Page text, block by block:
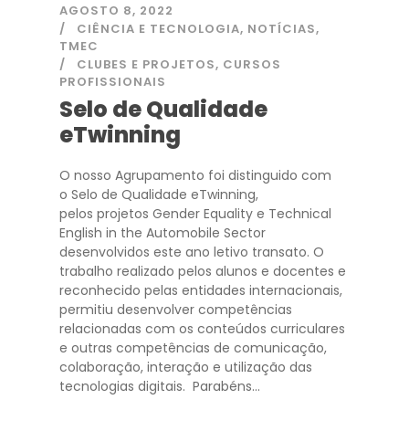
AGOSTO 8, 2022
CIÊNCIA E TECNOLOGIA, NOTÍCIAS,
TMEC
CLUBES E PROJETOS, CURSOS
PROFISSIONAIS
Selo de Qualidade
eTwinning
O nosso Agrupamento foi distinguido com
o Selo de Qualidade eTwinning,
pelos projetos Gender Equality e Technical
English in the Automobile Sector
desenvolvidos este ano letivo transato. O
trabalho realizado pelos alunos e docentes e
reconhecido pelas entidades internacionais,
permitiu desenvolver competências
relacionadas com os conteúdos curriculares
e outras competências de comunicação,
colaboração, interação e utilização das
tecnologias digitais. Parabéns...